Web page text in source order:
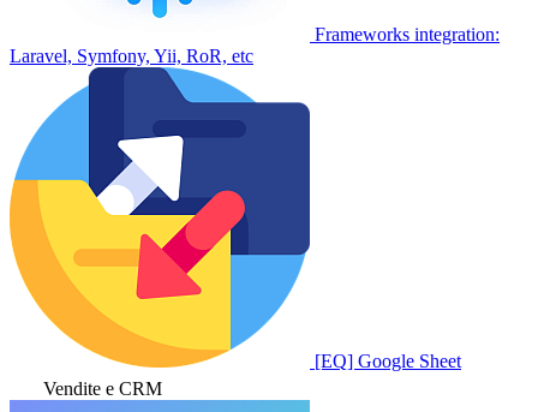
Frameworks integration:
Laravel, Symfony, Yii, RoR, etc
[EQ] Google Sheet
Vendite e CRM